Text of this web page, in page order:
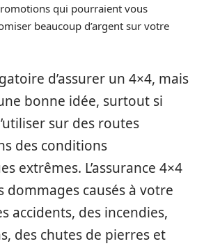
qui pourraient vous
beaucoup d’argent sur votre
d’assurer un 4×4, mais
bonne idée, surtout si
sur des routes
des conditions
extrêmes. L’assurance 4×4
dommages causés à votre
accidents, des incendies,
des chutes de pierres et